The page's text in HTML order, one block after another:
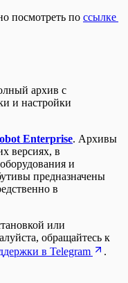
посмотреть по ссылке
архив с
и настройки
Enterprise. Архивы
версиях, в
и
предназначены
в
или
обращайтесь к
в Telegram
.